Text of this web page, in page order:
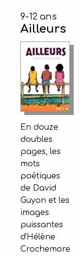
9-12 ans
Ailleurs
En douze
doubles
pages, les
mots
poétiques
de David
Guyon et les
images
puissantes
d'Hélène
Crochemore